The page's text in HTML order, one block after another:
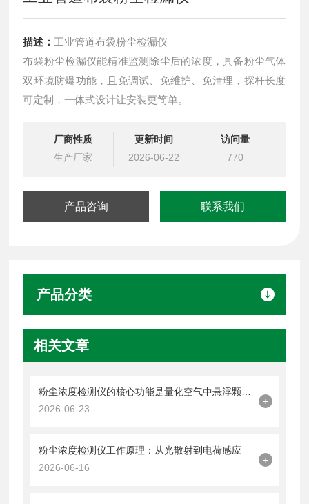
描述： 工业管道布袋粉尘检漏仪
布袋粉尘检漏仪能精准监测除尘后的浓度，具备粉尘气体
双环境防爆功能，且免调试、免维护、免清理，探杆长度
可定制，一体式设计让安装更简单。
厂商性质
生产厂家
更新时间
2026-06-22
访问量
770
产品咨询 联系我们
产品分类
相关文章
2026-06-23
+
粉尘浓度检测仪工作原理：从光散射到电荷感应
2026-06-16
+